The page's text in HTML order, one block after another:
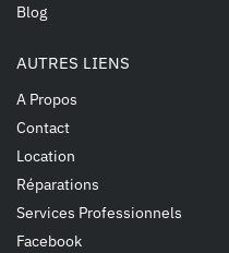
Blog
AUTRES LIENS
A Propos
Contact
Location
Réparations
Services Professionnels
Facebook